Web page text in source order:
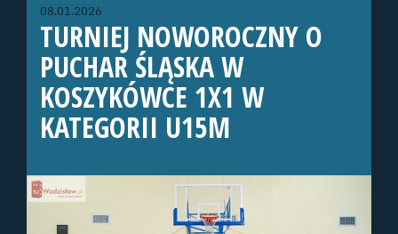
08.01.2026
TURNIEJ NOWOROCZNY O
PUCHAR ŚLĄSKA W
KOSZYKÓWCE 1X1 W
KATEGORII U15M